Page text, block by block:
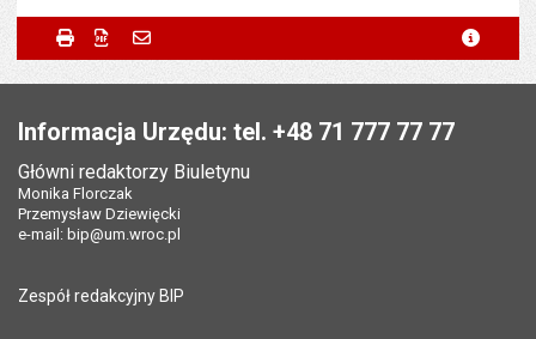
Metryczka
Podmiot udostępniający:
Urząd Miejski Wrocławia
Opublikował w BIP:
Data opublikowania:
Powiadom znajomego
Powiadom znajomego
Twoje imię i nazwisko
Twój adres e-mail Pole wymagane
Tytuł e-mailaPole wymagane
*
Adres e-mail znajomego
Pytanie antyspamowe
Drukuj Zapisz do PDF
Informacja Urzędu: tel. +48 71 777 77 77
Główni redaktorzy Biuletynu
Monika Florczak
Przemysław Dziewięcki
e-mail: bip@um.wroc.pl
Zespół redakcyjny BIP